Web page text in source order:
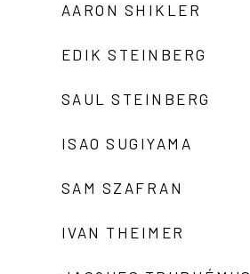
AARON SHIKLER
EDIK STEINBERG
SAUL STEINBERG
ISAO SUGIYAMA
SAM SZAFRAN
IVAN THEIMER